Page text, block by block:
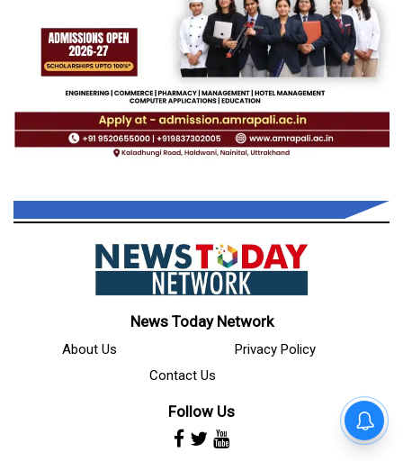
News Today Network
About Us
Privacy Policy
Contact Us
Follow Us